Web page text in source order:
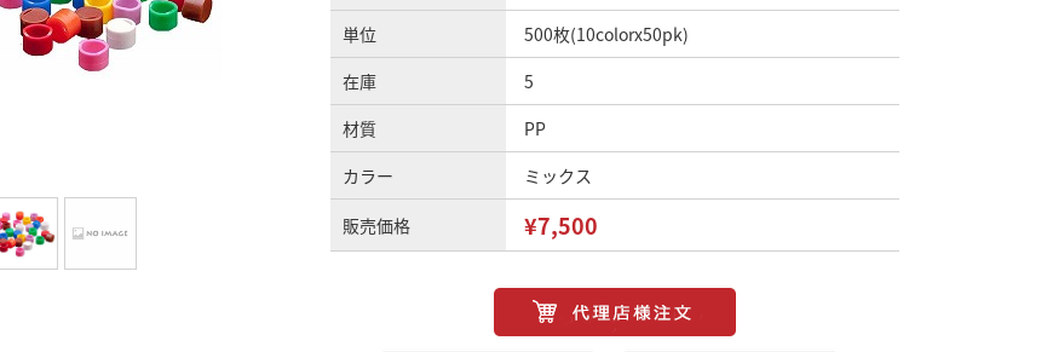
単位
500枚(10colorx50pk)
在庫
5
材質
PP
カラー
ミックス
販売価格 ¥7,500